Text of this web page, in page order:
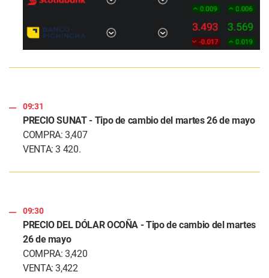
09:31
PRECIO SUNAT - Tipo de cambio del martes 26 de mayo
COMPRA: 3,407
VENTA: 3 420.
09:30
PRECIO DEL DÓLAR OCOÑA - Tipo de cambio del martes
26 de mayo
COMPRA: 3,420
VENTA: 3,422